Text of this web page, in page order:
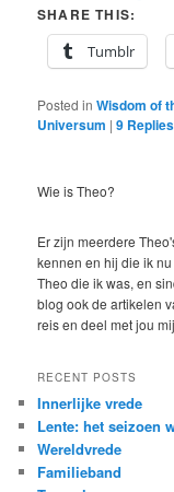
SHARE THIS:
Tumblr
Posted in Wisdom of
Universum |9 Replies
Wie is Theo?
Er zijn meerdere
kennen en hij die ik
Theo die ik was, en
blog ook de artikelen
reis en deel met jou
RECENT POSTS
Innerlijke vrede
Lente: het seizoen
Wereldvrede
Familieband